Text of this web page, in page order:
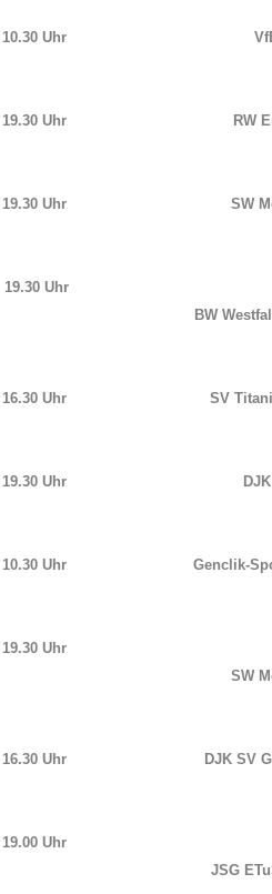
10.30 Uhr
19.30 Uhr RW
19.30 Uhr SW
19.30 Uhr
BW
16.30 Uhr SV
19.30 Uhr
10.30 Uhr Genclik-
19.30 Uhr
SW
16.30 Uhr DJK SV
19.00 Uhr
JSG